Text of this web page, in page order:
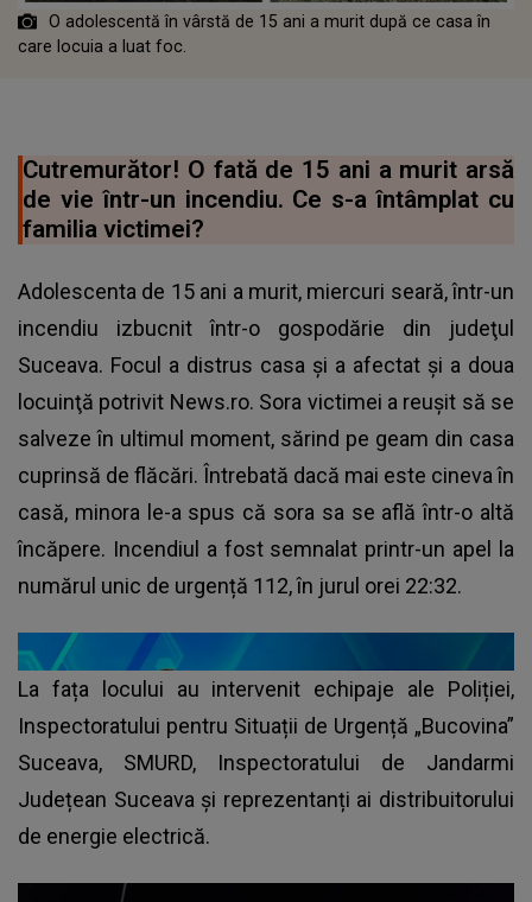
O adolescentă în vârstă de 15 ani a murit după ce casa în
care locuia a luat foc.
Cutremurător! O fată de 15 ani a murit arsă
de vie într-un incendiu. Ce s-a întâmplat cu
familia victimei?
Adolescenta de 15 ani a murit, miercuri seară, într-un
incendiu izbucnit într-o gospodărie din judeţul
Suceava. Focul a distrus casa şi a afectat şi a doua
locuinţă potrivit News.ro. Sora victimei a reușit să se
salveze în ultimul moment, sărind pe geam din casa
cuprinsă de flăcări. Întrebată dacă mai este cineva în
casă, minora le-a spus că sora sa se află într-o altă
încăpere. Incendiul a fost semnalat printr-un apel la
numărul unic de urgență 112, în jurul orei 22:32.
La fața locului au intervenit echipaje ale Poliției,
Inspectoratului pentru Situații de Urgență „Bucovina”
Suceava, SMURD, Inspectoratului de Jandarmi
Județean Suceava și reprezentanți ai distribuitorului
de energie electrică.